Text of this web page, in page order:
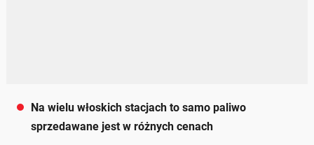
Na wielu włoskich stacjach to samo paliwo
sprzedawane jest w różnych cenach